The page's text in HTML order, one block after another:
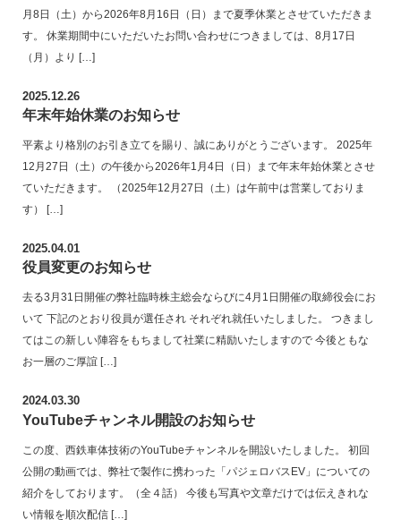
月8日（土）から2026年8月16日（日）まで夏季休業とさせていただきま
す。 休業期間中にいただいたお問い合わせにつきましては、8月17日
（月）より […]
2025.12.26
年末年始休業のお知らせ
平素より格別のお引き立てを賜り、誠にありがとうございます。 2025年
12月27日（土）の午後から2026年1月4日（日）まで年末年始休業とさせ
ていただきます。 （2025年12月27日（土）は午前中は営業しておりま
す） […]
2025.04.01
役員変更のお知らせ
去る3月31日開催の弊社臨時株主総会ならびに4月1日開催の取締役会にお
いて 下記のとおり役員が選任され それぞれ就任いたしました。 つきまし
てはこの新しい陣容をもちまして社業に精励いたしますので 今後ともな
お一層のご厚誼 […]
2024.03.30
YouTubeチャンネル開設のお知らせ
この度、西鉄車体技術のYouTubeチャンネルを開設いたしました。 初回
公開の動画では、弊社で製作に携わった「パジェロバスEV」についての
紹介をしております。（全４話） 今後も写真や文章だけでは伝えきれな
い情報を順次配信 […]